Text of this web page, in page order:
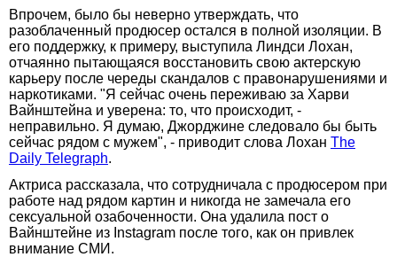
Впрочем, было бы неверно утверждать, что
разоблаченный продюсер остался в полной изоляции. В
его поддержку, к примеру, выступила Линдси Лохан,
отчаянно пытающаяся восстановить свою актерскую
карьеру после череды скандалов с правонарушениями и
наркотиками. "Я сейчас очень переживаю за Харви
Вайнштейна и уверена: то, что происходит, -
неправильно. Я думаю, Джорджине следовало бы быть
сейчас рядом с мужем", - приводит слова Лохан The
Daily Telegraph.
Актриса рассказала, что сотрудничала с продюсером при
работе над рядом картин и никогда не замечала его
сексуальной озабоченности. Она удалила пост о
Вайнштейне из Instagram после того, как он привлек
внимание СМИ.